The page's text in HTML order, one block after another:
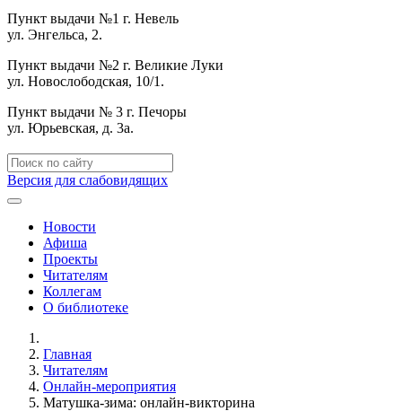
Пункт выдачи №1 г. Невель
ул. Энгельса, 2.
Пункт выдачи №2 г. Великие Луки
ул. Новослободская, 10/1.
Пункт выдачи № 3 г. Печоры
ул. Юрьевская, д. 3а.
Версия для слабовидящих
Новости
Афиша
Проекты
Читателям
Коллегам
О библиотеке
Главная
Читателям
Онлайн-мероприятия
Матушка-зима: онлайн-викторина